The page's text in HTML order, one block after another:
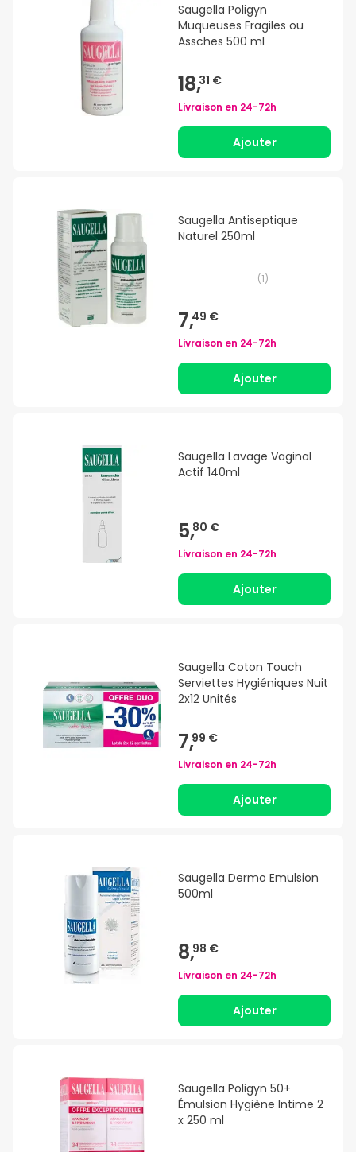
Saugella Poligyn
Muqueuses Fragiles ou
Assches 500 ml
18,31 €
Livraison en 24-72h
Ajouter
Saugella Antiseptique
Naturel 250ml
(1)
7,49 €
Livraison en 24-72h
Ajouter
Saugella Lavage Vaginal
Actif 140ml
5,80 €
Livraison en 24-72h
Ajouter
Saugella Coton Touch
Serviettes Hygiéniques Nuit
2x12 Unités
7,99 €
Livraison en 24-72h
Ajouter
Saugella Dermo Emulsion
500ml
8,98 €
Livraison en 24-72h
Ajouter
Saugella Poligyn 50+
Émulsion Hygiène Intime 2
x 250 ml